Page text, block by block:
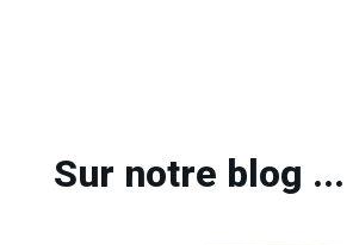
Sur notre blog ...